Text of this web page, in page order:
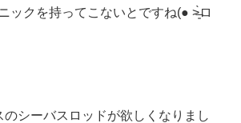
ックを持ってこないとですね(● ˃̶͈̀ロ
のシーバスロッドが欲しくなりまし